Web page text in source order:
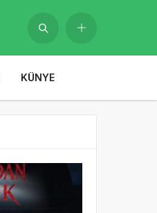
KÜNYE